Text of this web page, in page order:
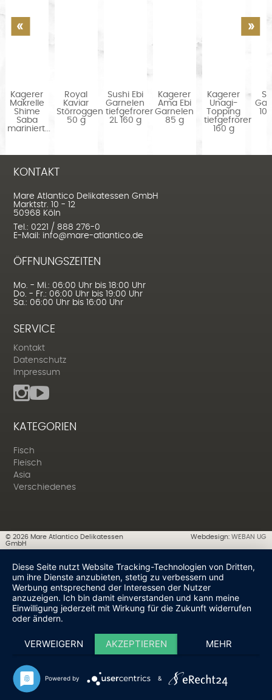
Kagerer
Makrelle
Shime
Saba
mariniert...
Royal
Kaviar
Störroggen
50 g
Sushi Ebi
Garnelen
tiefgefroren
2L 160 g
Kagerer
Ama Ebi
Garnelen
85 g
Kagerer
Unagi-
Topping
tiefgefroren
160 g
KONTAKT
Mare Atlantico Delikatessen GmbH
Marktstr. 10 - 12
50968 Köln
Tel.: 0221 / 888 276-0
E-Mail: info@mare-atlantico.de
ÖFFNUNGSZEITEN
Mo. - Mi.: 06:00 Uhr bis 18:00 Uhr
Do. - Fr.: 06:00 Uhr bis 19:00 Uhr
Sa.: 06:00 Uhr bis 16:00 Uhr
SERVICE
Kontakt
Datenschutz
Impressum
KATEGORIEN
Fisch
Fleisch
Asia
Verschiedenes
© 2026Mare Atlantico Delikatessen
GmbH
Webdesign:WEBAN UG
Diese Seite nutzt Website Tracking-Technologien von Dritten,
um ihre Dienste anzubieten, stetig zu verbessern und
Werbung entsprechend der Interessen der Nutzer
anzuzeigen. Ich bin damit einverstanden und kann meine
Einwilligung jederzeit mit Wirkung für die Zukunft widerrufen
oder ändern.
VERWEIGERN AKZEPTIEREN MEHR
Powered by &